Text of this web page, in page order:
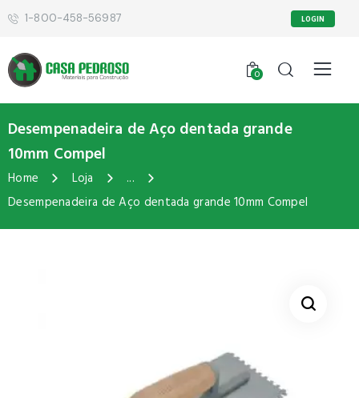
1-800-458-56987 LOGIN
0
Desempenadeira de Aço dentada grande
10mm Compel
Home Loja
...
Desempenadeira de Aço dentada grande 10mm Compel